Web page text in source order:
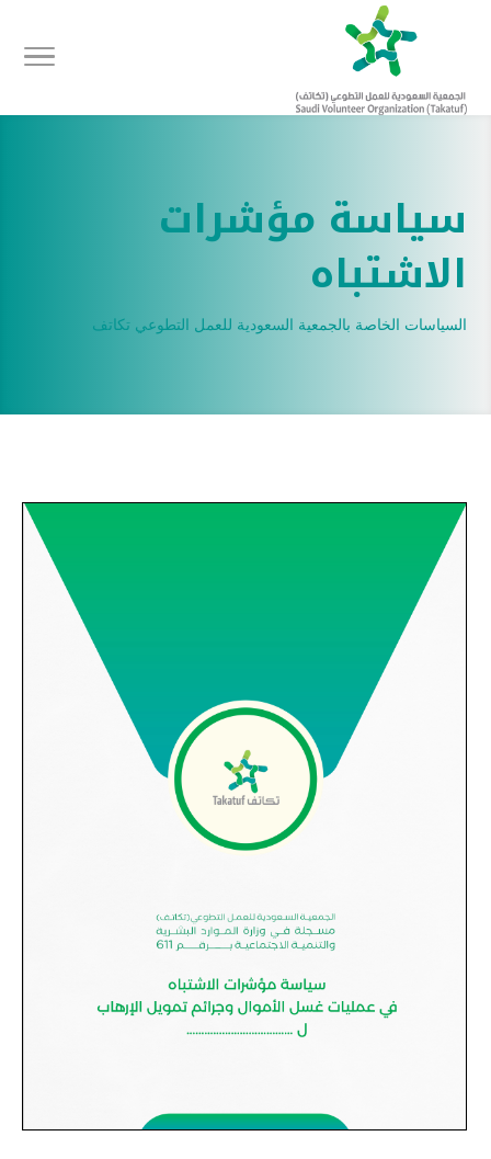
سياسة مؤشرات
الاشتباه
السياسات الخاصة بالجمعية السعودية للعمل التطوعي تكاتف